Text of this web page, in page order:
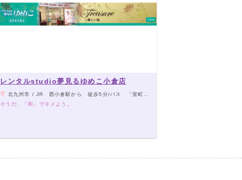
レンタルstudio夢見るゆめこ小倉店
北九州市 / JR 西小倉駅から 徒歩5分/バス 「室町・リバーウォーク」 徒歩1分
そうだ、「和」でキメよう。